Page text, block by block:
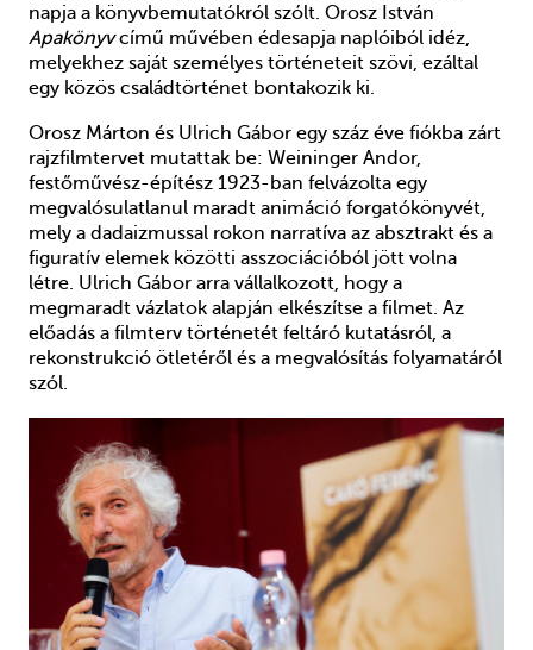
napja a könyvbemutatókról szólt. Orosz István
Apakönyvcímű művében édesapja naplóiból idéz,
melyekhez saját személyes történeteit szövi, ezáltal
egy közös családtörténet bontakozik ki.
Orosz Márton és Ulrich Gábor egy száz éve fiókba zárt
rajzfilmtervet mutattak be: Weininger Andor,
festőművész-építész 1923-ban felvázolta egy
megvalósulatlanul maradt animáció forgatókönyvét,
mely a dadaizmussal rokon narratíva az absztrakt és a
figuratív elemek közötti asszociációból jött volna
létre. Ulrich Gábor arra vállalkozott, hogy a
megmaradt vázlatok alapján elkészítse a filmet. Az
előadás a filmterv történetét feltáró kutatásról, a
rekonstrukció ötletéről és a megvalósítás folyamatáról
szól.